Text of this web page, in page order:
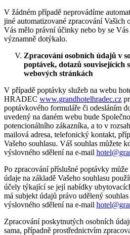
V žádném případě neprovádíme
jiné automatizované zpracování Vašich
Vás mělo právní účinky nebo by se
významně dotýkalo.
Zpracování osobních údajů v
poptávek, dotazů souvisejících
webových stránkách
V případě poptávky služeb na webu
HRADEC www.grandhotelhradec.cz
poptávkového formuláře či odesláním
uvedený na daném webu bude
potencionálního zákazníka, a to v
mailová adresa, telefonický kontakt,
Vašeho souhlasu. Váš souhlas můžete
výslovného sdělení na e-mail
Po zpracování příslušné poptávky
údaje na základě Vašeho souhlasu
účely týkající se její nabídky
má subjekt údajů právo udělený
výslovného sdělení na e-mail
Zpracování poskytnutých osobních
sama, případně prostřednictvím